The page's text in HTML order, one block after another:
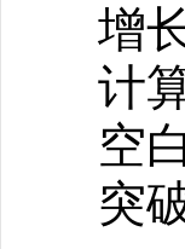
增
计
空
突